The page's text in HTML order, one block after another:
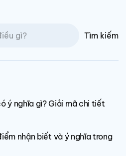
Tìm kiếm
ý nghĩa gì? Giải mã chi tiết
nhận biết và ý nghĩa trong